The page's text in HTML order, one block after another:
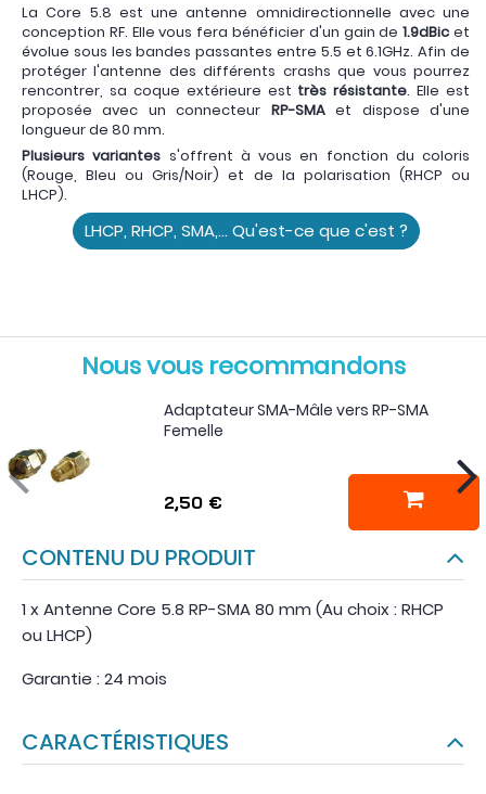
La Core 5.8 est une antenne omnidirectionnelle avec une
conception RF. Elle vous fera bénéficier d'un gain de1.9dBic et
évolue sous les bandes passantes entre 5.5 et 6.1GHz. Afin de
protéger l'antenne des différents crashs que vous pourrez
rencontrer, sa coque extérieure est très résistante. Elle est
proposée avec un connecteur RP-SMAet dispose d'une
longueur de 80 mm.
Plusieurs variantes s'offrent à vous en fonction du coloris
(Rouge, Bleu ou Gris/Noir) et de la polarisation (RHCP ou
LHCP).
LHCP, RHCP, SMA,... Qu'est-ce que c'est ?
Nous vous recommandons
Adaptateur SMA-Mâle vers RP-SMA
Femelle
2,50 €
CONTENU DU PRODUIT
1 x Antenne Core 5.8 RP-SMA 80 mm (Au choix : RHCP
ou LHCP)
Garantie : 24 mois
CARACTÉRISTIQUES